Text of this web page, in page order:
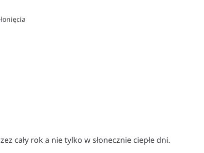
cały rok a nie tylko w słonecznie ciepłe dni.